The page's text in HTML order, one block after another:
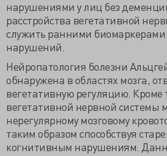
нарушениями у лиц без
расстройства вегетативной
служить ранними
нарушений.
Нейропатология болезни
обнаружена в областях мозга,
вегетативную регуляцию. Кроме
вегетативной нервной системы
нерегулярному мозговому
таким образом способствуя
когнитивным нарушениям.